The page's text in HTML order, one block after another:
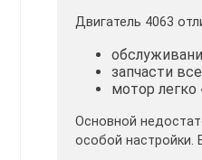
Двигатель 4063
запчасти
мотор легко
Основной
особой настройки.